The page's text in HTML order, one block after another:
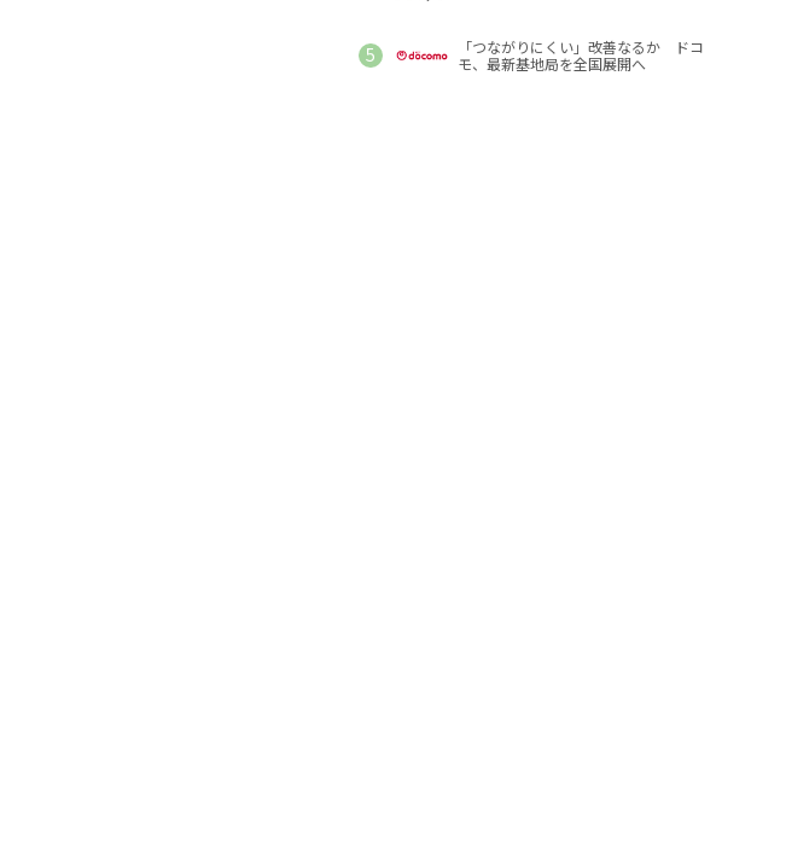
「つながりにくい」改善なるか ドコ
モ、最新基地局を全国展開へ